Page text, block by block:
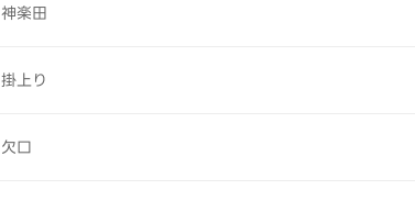
神楽田
掛上り
欠口